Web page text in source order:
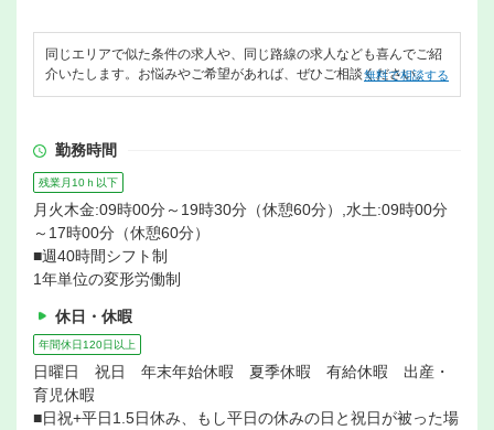
同じエリアで似た条件の求人や、同じ路線の求人なども喜んでご紹
介いたします。お悩みやご希望があれば、ぜひご相談ください。
無料で相談する
勤務時間
残業月10ｈ以下
月火木金:09時00分～19時30分（休憩60分）,水土:09時00分
～17時00分（休憩60分）
■週40時間シフト制
1年単位の変形労働制
休日・休暇
年間休日120日以上
日曜日 祝日 年末年始休暇 夏季休暇 有給休暇 出産・
育児休暇
■日祝+平日1.5日休み、もし平日の休みの日と祝日が被った場